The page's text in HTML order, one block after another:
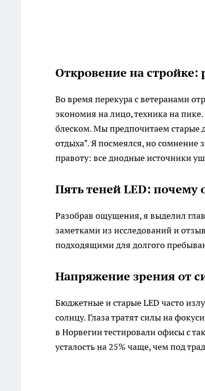
Откровение на
Во время перекура с ветеранами
экономия на лицо, техника на
блеском. Мы предпочитаем старые
отдыха". Я посмеялся, но сомнение
правоту: все диодные источники
Пять теней LED:
Разобрав ощущения, я выделил
заметками из исследований и
подходящими для долгого
Напряжение зрения от
Бюджетные и старые LED часто
солнцу. Глаза тратят силы на
в Норвегии тестировали офисы с
усталость на 25% чаще, чем под